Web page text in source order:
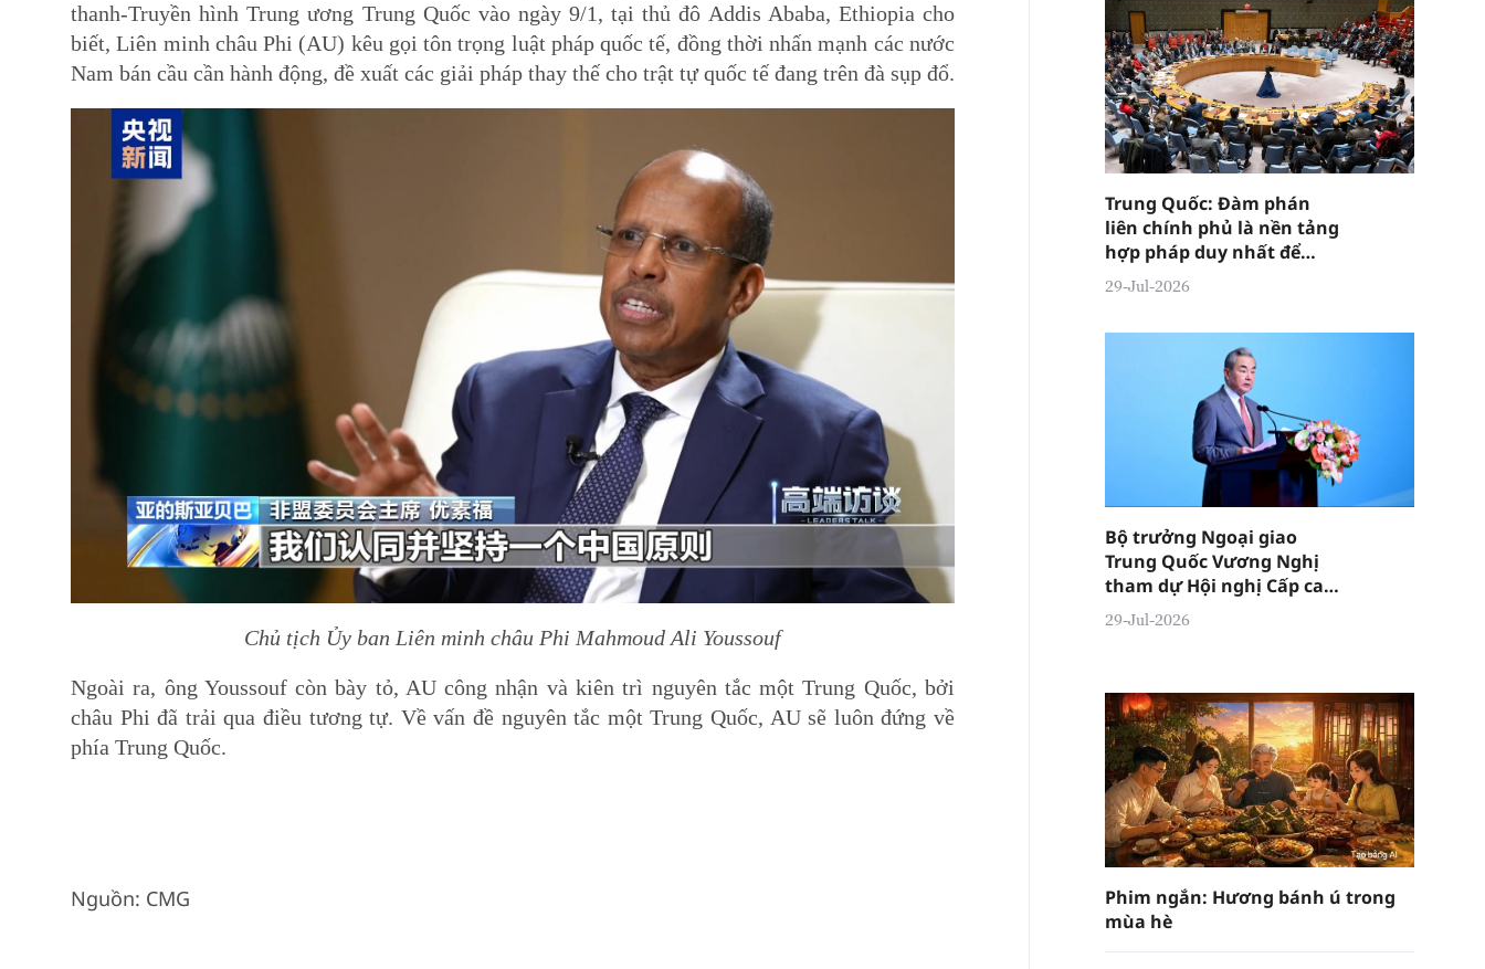
thanh-Truyền hình Trung ương Trung Quốc vào ngày 9/1, tại thủ đô Addis Ababa, Ethiopia cho
biết, Liên minh châu Phi (AU) kêu gọi tôn trọng luật pháp quốc tế, đồng thời nhấn mạnh các nước
Nam bán cầu cần hành động, đề xuất các giải pháp thay thế cho trật tự quốc tế đang trên đà sụp đổ.
Chủ tịch Ủy ban Liên minh châu Phi Mahmoud Ali Youssouf
Ngoài ra, ông Youssouf còn bày tỏ, AU công nhận và kiên trì nguyên tắc một Trung Quốc, bởi
châu Phi đã trải qua điều tương tự. Về vấn đề nguyên tắc một Trung Quốc, AU sẽ luôn đứng về
phía Trung Quốc.
Nguồn: CMG
Trung Quốc: Đàm phán
liên chính phủ là nền tảng
hợp pháp duy nhất để
thảo luận vấn đề cải cách
29-Jul-2026
Bộ trưởng Ngoại giao
Trung Quốc Vương Nghị
tham dự Hội nghị Cấp cao
kỷ niệm 5 năm Sáng kiến
29-Jul-2026
Phim ngắn: Hương bánh ú trong
mùa hè